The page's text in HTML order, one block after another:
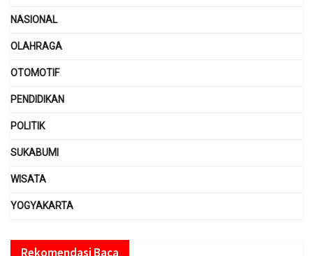
NASIONAL
OLAHRAGA
OTOMOTIF
PENDIDIKAN
POLITIK
SUKABUMI
WISATA
YOGYAKARTA
Rekomendasi Baca